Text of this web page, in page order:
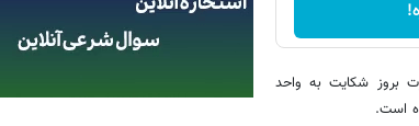
بروز شکایت به واحد
است.